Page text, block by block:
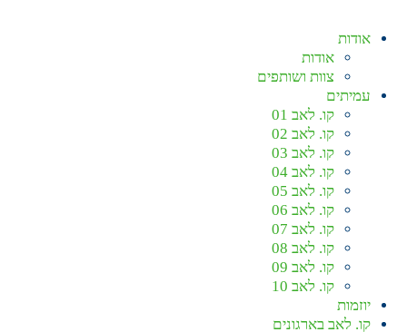
אודות
אודות
צוות ושותפים
עמיתים
קו. לאב 01
קו. לאב 02
קו. לאב 03
קו. לאב 04
קו. לאב 05
קו. לאב 06
קו. לאב 07
קו. לאב 08
קו. לאב 09
קו. לאב 10
יוזמות
קו. לאב בארגונים